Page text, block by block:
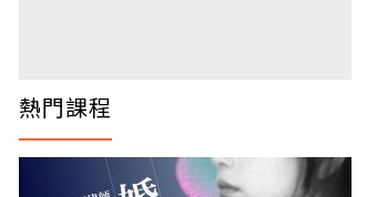
熱門課程